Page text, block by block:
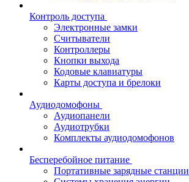
Контроль доступа
Электронные замки
Считыватели
Контроллеры
Кнопки выхода
Кодовые клавиатуры
Карты доступа и брелоки
Аудиодомофоны
Аудиопанели
Аудиотрубки
Комплекты аудиодомофонов
Бесперебойное питание
Портативные зарядные станции